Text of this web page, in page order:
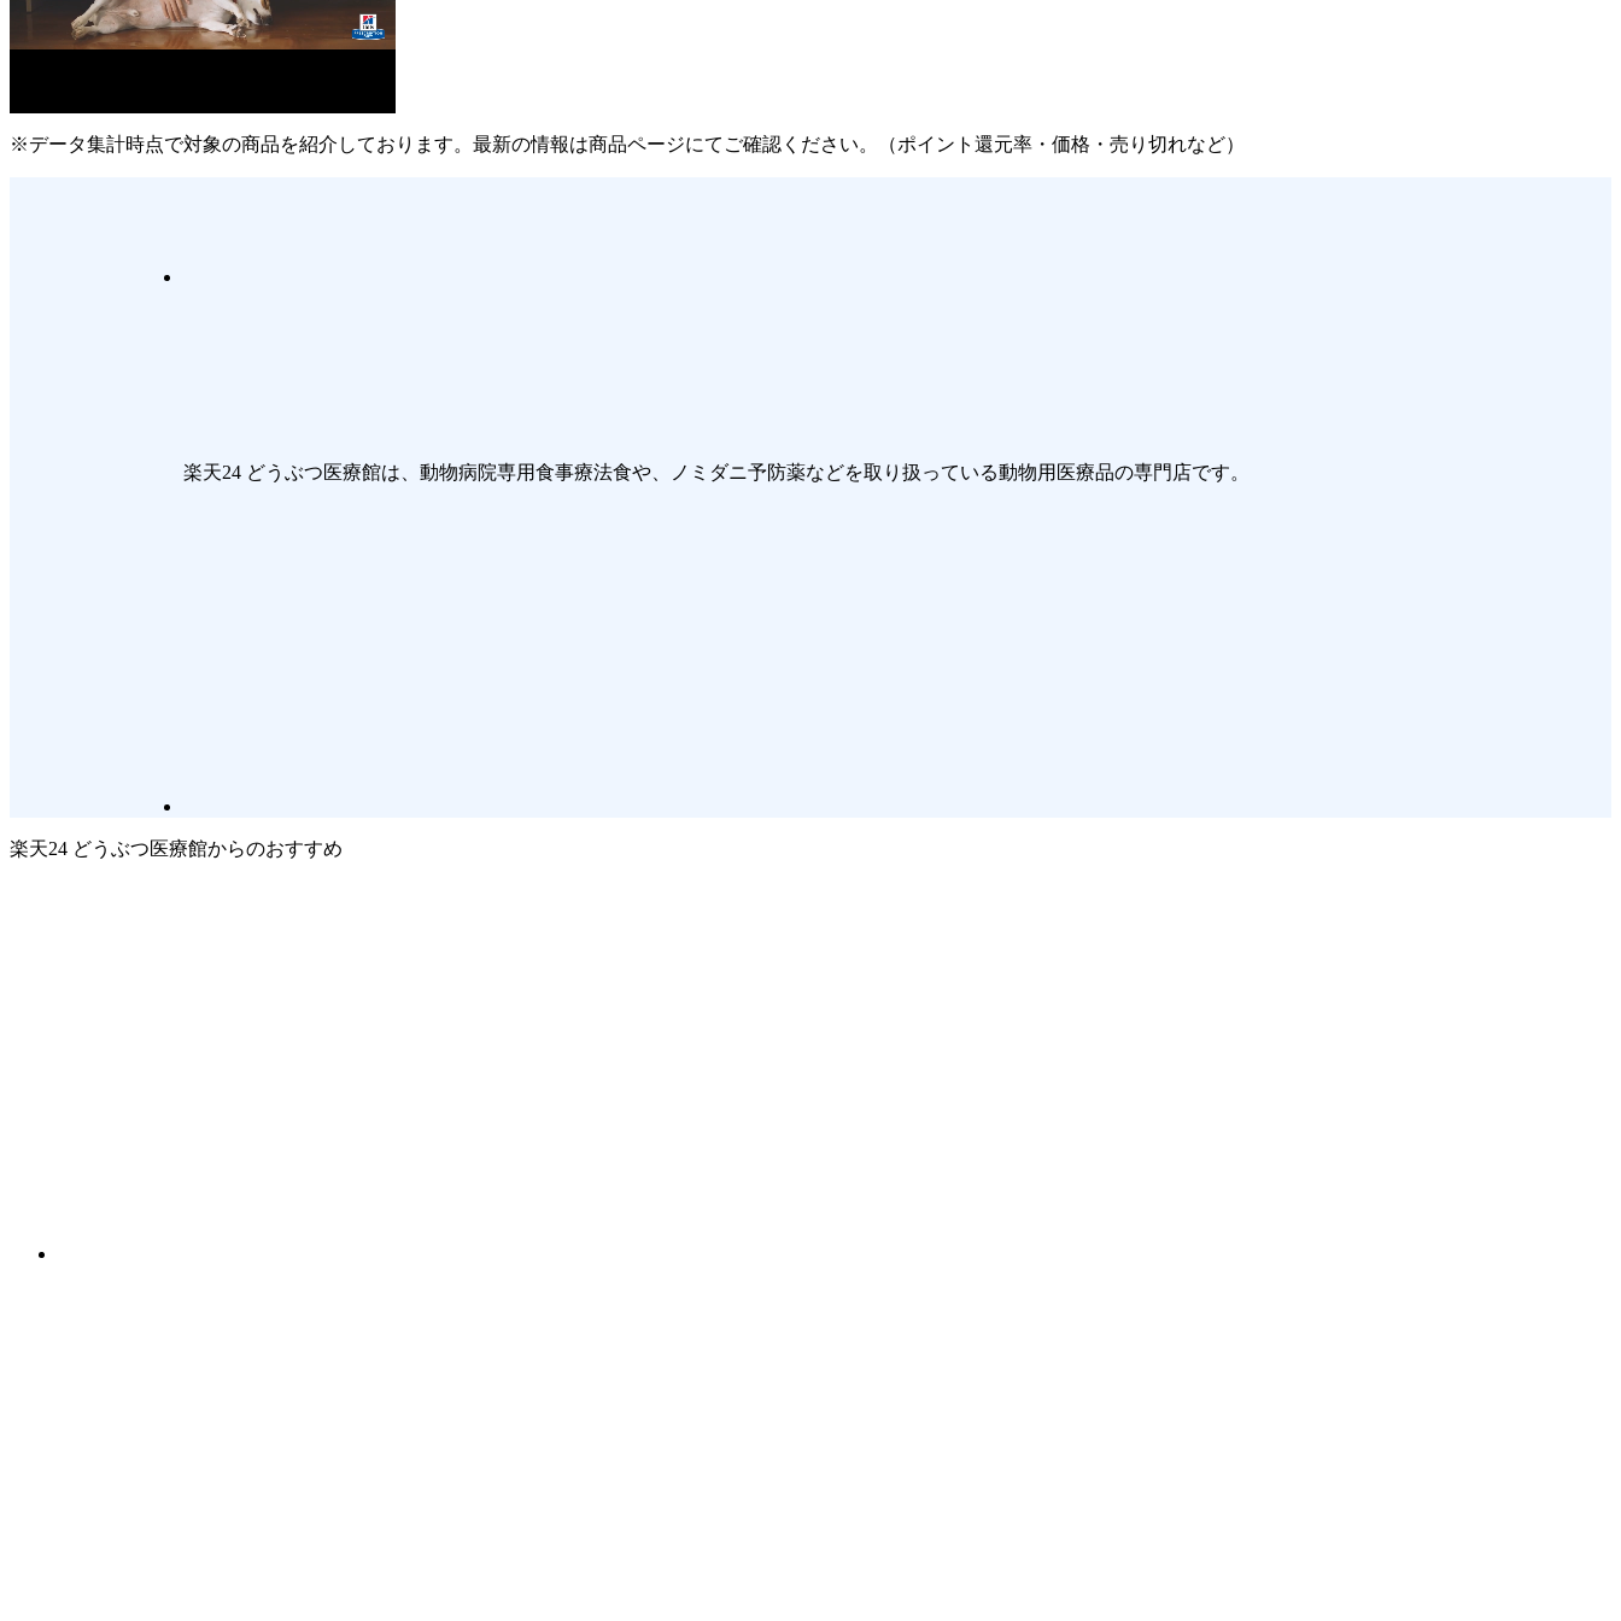
※データ集計時点で対象の商品を紹介しております。最新の情報は商品ページにてご確認ください。（ポイント還元率・価格・売り切れなど）
楽天24 どうぶつ医療館は、動物病院専用食事療法食や、ノミダニ予防薬などを取り扱っている動物用医療品の専門店です。
楽天24 どうぶつ医療館からのおすすめ